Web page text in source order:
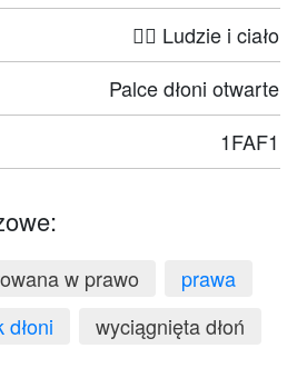
🤦‍♀️ Ludzie i ciało
Palce dłoni otwarte
1FAF1
w prawo
prawa
dłoni wyciągnięta dłoń